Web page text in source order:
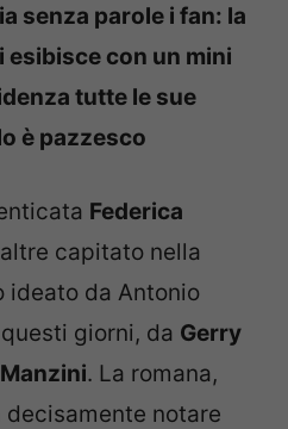
senza parole i fan: la
esibisce con un mini
tutte le sue
è pazzesco
Federica
capitato nella
ideato da Antonio
giorni, da Gerry
. La romana,
decisamente notare